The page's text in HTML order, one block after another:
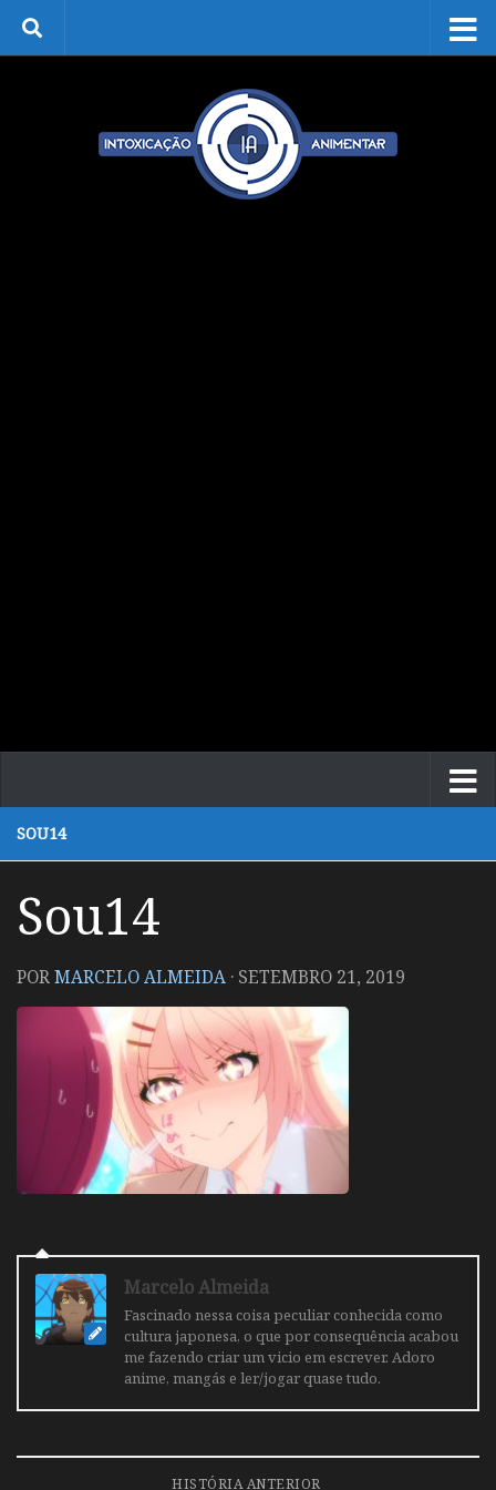
Skip to content
SOU14
Sou14
PORMARCELO ALMEIDA · SETEMBRO 21, 2019
Marcelo Almeida
Fascinado nessa coisa peculiar conhecida como
cultura japonesa, o que por consequência acabou
me fazendo criar um vicio em escrever. Adoro
anime, mangás e ler/jogar quase tudo.
HISTÓRIA ANTERIOR